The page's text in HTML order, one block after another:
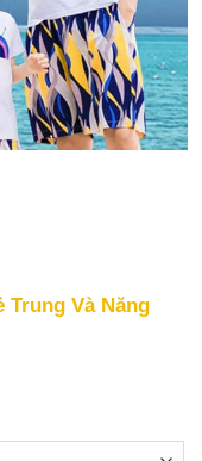
Và Năng